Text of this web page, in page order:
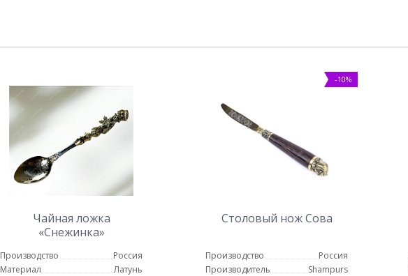
Чайная ложка
«Снежинка»
Производство
Россия
Материал
Латунь
-10%
Столовый нож Сова
Производство
Россия
Производитель
Shampurs